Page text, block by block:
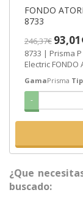
FONDO
8733
246,37€
8733 | Prisma P |
Electric FONDO
GamaPrisma
-
¿Que
buscado: